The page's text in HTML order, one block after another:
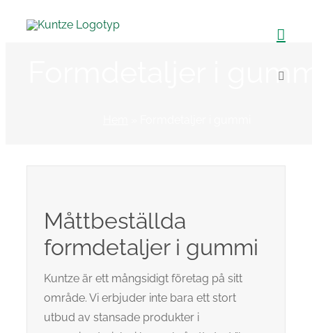
Formdetaljer i
Måttbeställda
formdetaljer i gummi
Kuntze är ett mångsidigt företag på sitt
område. Vi erbjuder inte bara ett stort
utbud av stansade produkter i